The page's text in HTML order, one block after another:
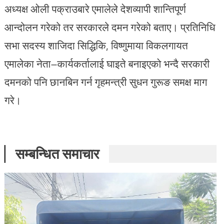
अध्यक्ष ओली पक्राउबारे एमालेले देशव्यापी शान्तिपूर्ण
आन्दोलन गरेको तर सरकारले दमन गरेको बताए। प्रतिनिधि
सभा सदस्य शाजिदा सिद्धिकि, विष्णुमाया विकलगायत
एमालेका नेता–कार्यकर्तालाई घाइते बनाइएको भन्दै सरकारी
दमनको पनि छानबिन गर्न गृहमन्त्री सुधन गुरूङ समक्ष माग
गरे।
सम्बन्धित समाचार